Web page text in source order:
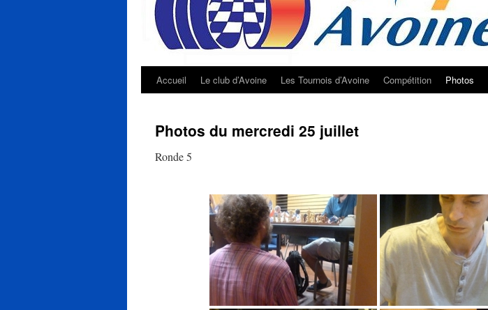
Accueil Le club d’Avoine Les Tournois d’Avoine Compétition Photos
Photos du mercredi 25 juillet
Ronde 5